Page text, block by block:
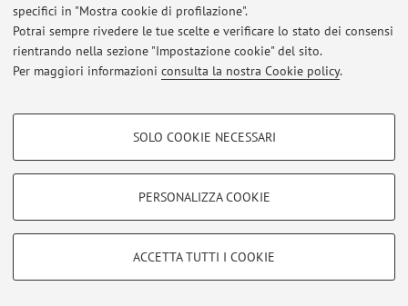
specifici in "Mostra cookie di profilazione".
Potrai sempre rivedere le tue scelte e verificare lo stato dei consensi
rientrando nella sezione "Impostazione cookie" del sito.
Per maggiori informazioni consulta la nostra Cookie policy.
COOKIE DI PROFILAZIONE - FACOLTATIVI
COOKIE TECNICI - NECESSARI
Si tratta di cookie tecnici utilizzati, a titolo esemplificativo, per il corretto
SOLO COOKIE NECESSARI
PERSONALIZZA COOKIE
ACCETTA TUTTI I COOKIE
Al momento non sono presenti avvisi.
Area riservata
per gestire tutti i contenuti del sito.
Zamboni, 33 - 40126 Bologna - Partita IVA: 01131710376